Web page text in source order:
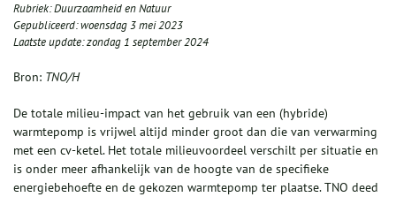
Rubriek:Duurzaamheid en Natuur
Gepubliceerd:woensdag 3 mei 2023
Laatste update:zondag 1 september 2024
Bron: TNO/H
De totale milieu-impact van het gebruik van een (hybride)
warmtepomp is vrijwel altijd minder groot dan die van verwarming
met een cv-ketel. Het totale milieuvoordeel verschilt per situatie en
is onder meer afhankelijk van de hoogte van de specifieke
energiebehoefte en de gekozen warmtepomp ter plaatse. TNO deed